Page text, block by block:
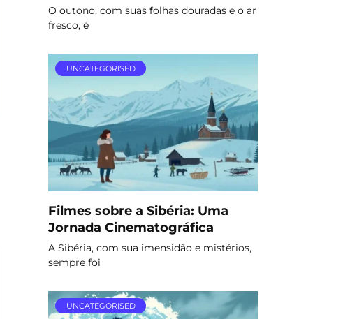
O outono, com suas folhas douradas e o ar
fresco, é
UNCATEGORISED
Filmes sobre a Sibéria: Uma
Jornada Cinematográfica
A Sibéria, com sua imensidão e mistérios,
sempre foi
UNCATEGORISED